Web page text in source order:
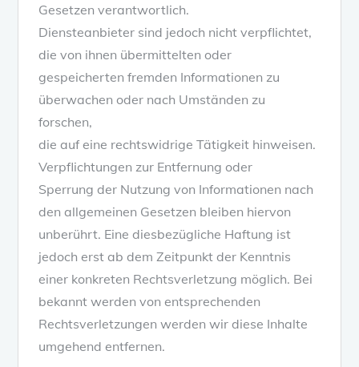
Gesetzen verantwortlich.
Diensteanbieter sind jedoch nicht verpflichtet,
die von ihnen übermittelten oder
gespeicherten fremden Informationen zu
überwachen oder nach Umständen zu
forschen,
die auf eine rechtswidrige Tätigkeit hinweisen.
Verpflichtungen zur Entfernung oder
Sperrung der Nutzung von Informationen nach
den allgemeinen Gesetzen bleiben hiervon
unberührt. Eine diesbezügliche Haftung ist
jedoch erst ab dem Zeitpunkt der Kenntnis
einer konkreten Rechtsverletzung möglich. Bei
bekannt werden von entsprechenden
Rechtsverletzungen werden wir diese Inhalte
umgehend entfernen.